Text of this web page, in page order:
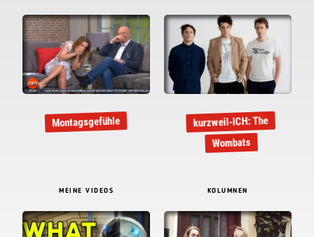
Montagsgefühle kurzweil-ICH: The
Wombats
MEINE VIDEOS KOLUMNEN